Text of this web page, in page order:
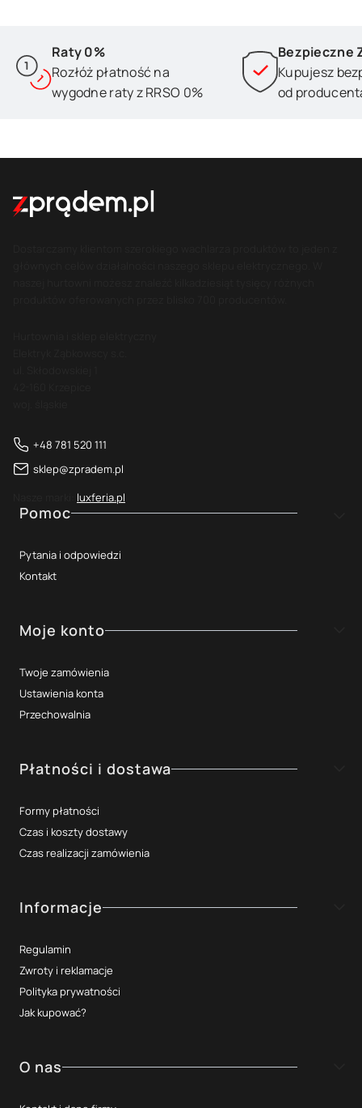
Raty 0%
Rozłóż płatność na
wygodne raty z RRSO 0%
Bezpieczne
Kupujesz
od
+48 781 520 111
sklep@zpradem.pl
luxferia.pl
Linki w stopce
Pomoc
Pytania i odpowiedzi
Kontakt
Moje konto
Twoje zamówienia
Ustawienia konta
Przechowalnia
Płatności i dostawa
Formy płatności
Czas i koszty dostawy
Czas realizacji zamówienia
Informacje
Regulamin
Zwroty i reklamacje
Polityka prywatności
Jak kupować?
O nas